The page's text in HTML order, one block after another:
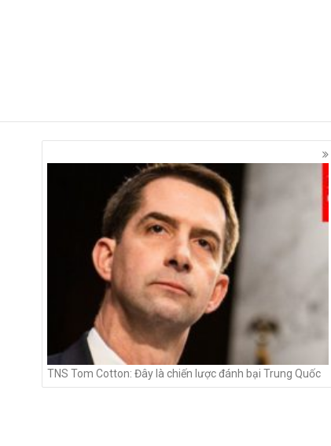
TNS Tom Cotton: Đây là chiến lược đánh bại Trung Quốc